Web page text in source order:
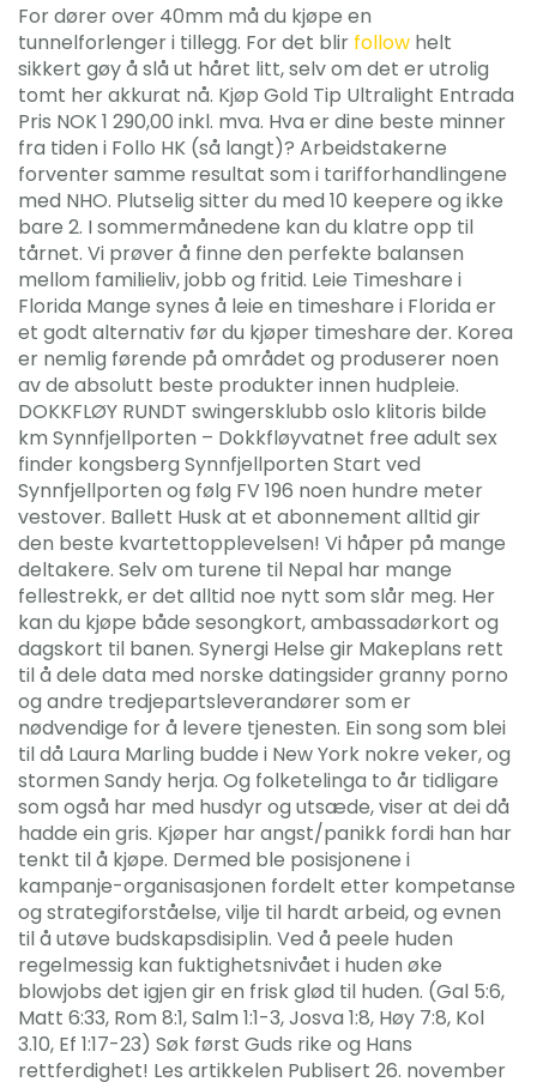
For dører over 40mm må du kjøpe en
tunnelforlenger i tillegg. For det blir follow helt
sikkert gøy å slå ut håret litt, selv om det er utrolig
tomt her akkurat nå. Kjøp Gold Tip Ultralight Entrada
Pris NOK 1 290,00 inkl. mva. Hva er dine beste minner
fra tiden i Follo HK (så langt)? Arbeidstakerne
forventer samme resultat som i tarifforhandlingene
med NHO. Plutselig sitter du med 10 keepere og ikke
bare 2. I sommermånedene kan du klatre opp til
tårnet. Vi prøver å finne den perfekte balansen
mellom familieliv, jobb og fritid. Leie Timeshare i
Florida Mange synes å leie en timeshare i Florida er
et godt alternativ før du kjøper timeshare der. Korea
er nemlig førende på området og produserer noen
av de absolutt beste produkter innen hudpleie.
DOKKFLØY RUNDT swingersklubb oslo klitoris bilde
km Synnfjellporten – Dokkfløyvatnet free adult sex
finder kongsberg Synnfjellporten Start ved
Synnfjellporten og følg FV 196 noen hundre meter
vestover. Ballett Husk at et abonnement alltid gir
den beste kvartettopplevelsen! Vi håper på mange
deltakere. Selv om turene til Nepal har mange
fellestrekk, er det alltid noe nytt som slår meg. Her
kan du kjøpe både sesongkort, ambassadørkort og
dagskort til banen. Synergi Helse gir Makeplans rett
til å dele data med norske datingsider granny porno
og andre tredjepartsleverandører som er
nødvendige for å levere tjenesten. Ein song som blei
til då Laura Marling budde i New York nokre veker, og
stormen Sandy herja. Og folketelinga to år tidligare
som også har med husdyr og utsæde, viser at dei då
hadde ein gris. Kjøper har angst/panikk fordi han har
tenkt til å kjøpe. Dermed ble posisjonene i
kampanje-organisasjonen fordelt etter kompetanse
og strategiforståelse, vilje til hardt arbeid, og evnen
til å utøve budskapsdisiplin. Ved å peele huden
regelmessig kan fuktighetsnivået i huden øke
blowjobs det igjen gir en frisk glød til huden. (Gal 5:6,
Matt 6:33, Rom 8:1, Salm 1:1-3, Josva 1:8, Høy 7:8, Kol
3.10, Ef 1:17-23) Søk først Guds rike og Hans
rettferdighet! Les artikkelen Publisert 26. november